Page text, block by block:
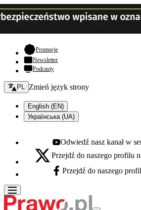
Promocje- otwiera się w nowej karcie
Newsletter
Podcasty
Zmień język - bieżący:
PL Zmień język strony
English (EN)
Українська (UA)
Youtube - otwiera się w nowej karcie
Odwiedź nasz kanał w
X - otwiera się w nowej karcie
Przejdź do naszego profilu
Facebook - otwiera się w nowej karcie
Przejdź do naszego